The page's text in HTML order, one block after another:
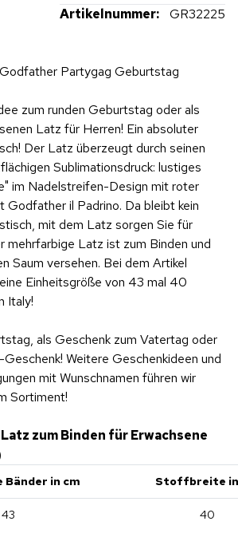
Artikelnummer: GR32225
Partygag Geburtstag
zum runden Geburtstag oder als
Latz für Herren! Ein absoluter
Der Latz überzeugt durch seinen
Sublimationsdruck: lustiges
im Nadelstreifen-Design mit roter
Godfather il Padrino. Da bleibt kein
mit dem Latz sorgen Sie für
mehrfarbige Latz ist zum Binden und
Saum versehen. Bei dem Artikel
Einheitsgröße von 43 mal 40
Italy!
als Geschenk zum Vatertag oder
Weitere Geschenkideen und
mit Wunschnamen führen wir
Sortiment!
zum Binden für Erwachsene
Bänder in cm Stoffbreite
43 40